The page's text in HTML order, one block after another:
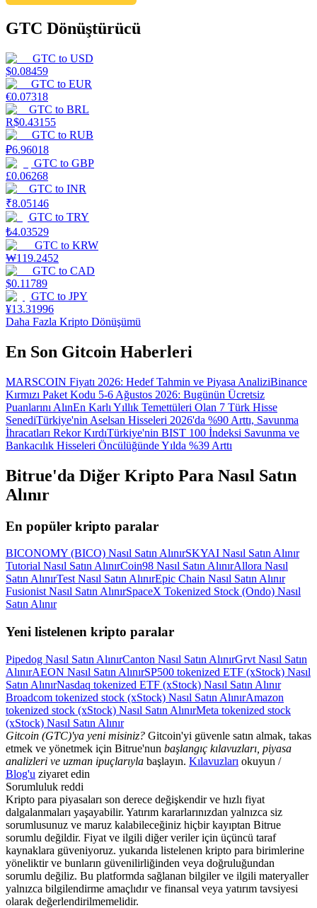
GTC Dönüştürücü
GTC to USD
$0.08459
GTC to EUR
€0.07318
GTC to BRL
R$0.43155
GTC to RUB
₽6.96018
GTC to GBP
£0.06268
GTC to INR
₹8.05146
GTC to TRY
₺4.03529
GTC to KRW
₩119.2452
GTC to CAD
$0.11789
GTC to JPY
¥13.31996
Daha Fazla Kripto Dönüşümü
En Son Gitcoin Haberleri
MARSCOIN Fiyatı 2026: Hedef Tahmin ve Piyasa AnaliziBinance
Kırmızı Paket Kodu 5-6 Ağustos 2026: Bugünün Ücretsiz
Puanlarını AlınEn Karlı Yıllık Temettüleri Olan 7 Türk Hisse
SenediTürkiye'nin Aselsan Hisseleri 2026'da %90 Arttı, Savunma
İhracatları Rekor KırdıTürkiye'nin BIST 100 İndeksi Savunma ve
Bankacılık Hisseleri Öncülüğünde Yılda %39 Arttı
Bitrue'da Diğer Kripto Para Nasıl Satın
Alınır
En popüler kripto paralar
BICONOMY (BICO) Nasıl Satın AlınırSKYAI Nasıl Satın Alınır
Tutorial Nasıl Satın AlınırCoin98 Nasıl Satın AlınırAllora Nasıl
Satın AlınırTest Nasıl Satın AlınırEpic Chain Nasıl Satın Alınır
Fusionist Nasıl Satın AlınırSpaceX Tokenized Stock (Ondo) Nasıl
Satın Alınır
Yeni listelenen kripto paralar
Pipedog Nasıl Satın AlınırCanton Nasıl Satın AlınırGrvt Nasıl Satın
AlınırAEON Nasıl Satın AlınırSP500 tokenized ETF (xStock) Nasıl
Satın AlınırNasdaq tokenized ETF (xStock) Nasıl Satın Alınır
Broadcom tokenized stock (xStock) Nasıl Satın AlınırAmazon
tokenized stock (xStock) Nasıl Satın AlınırMeta tokenized stock
(xStock) Nasıl Satın Alınır
Gitcoin (GTC)'ya yeni misiniz? Gitcoin'yi güvenle satın almak, takas
etmek ve yönetmek için Bitrue'nun başlangıç kılavuzları, piyasa
analizleri ve uzman ipuçlarıyla başlayın. Kılavuzları okuyun /
Blog'u ziyaret edin
Sorumluluk reddi
Kripto para piyasaları son derece değişkendir ve hızlı fiyat
dalgalanmaları yaşayabilir. Yatırım kararlarınızdan yalnızca siz
sorumlusunuz ve maruz kalabileceğiniz hiçbir kayıptan Bitrue
sorumlu değildir. Fiyat ve ilgili diğer veriler için üçüncü taraf
kaynaklara güveniyoruz. yukarıda listelenen kripto para birimlerine
yöneliktir ve bunların güvenilirliğinden veya doğruluğundan
sorumlu değiliz. Bu platformda sağlanan bilgiler ve ilgili materyaller
yalnızca bilgilendirme amaçlıdır ve finansal veya yatırım tavsiyesi
olarak değerlendirilmemelidir.